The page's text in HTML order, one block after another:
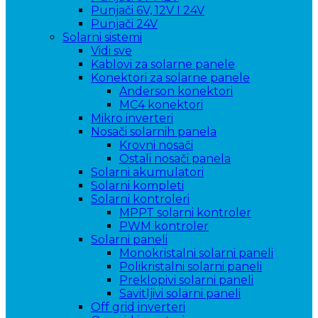
Punjači 6V, 12V I 24V
Punjači 24V
Solarni sistemi
Vidi sve
Kablovi za solarne panele
Konektori za solarne panele
Anderson konektori
MC4 konektori
Mikro inverteri
Nosači solarnih panela
Krovni nosači
Ostali nosači panela
Solarni akumulatori
Solarni kompleti
Solarni kontroleri
MPPT solarni kontroler
PWM kontroler
Solarni paneli
Monokristalni solarni paneli
Polikristalni solarni paneli
Preklopivi solarni paneli
Savitljivi solarni paneli
Off grid inverteri